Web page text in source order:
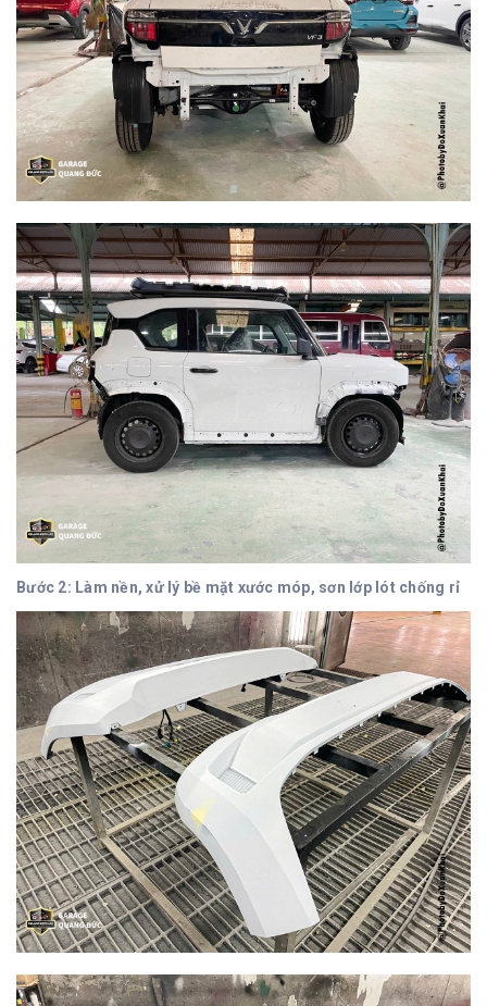
Bước 2: Làm nền, xử lý bề mặt xước móp, sơn lớp lót chống rỉ